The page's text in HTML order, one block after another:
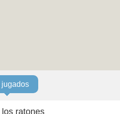
jugados
ratones